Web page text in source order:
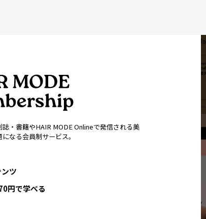
・書籍やHAIR MODE Onlineで発信される美
なる会員制サービス。
ツ
円で学べる